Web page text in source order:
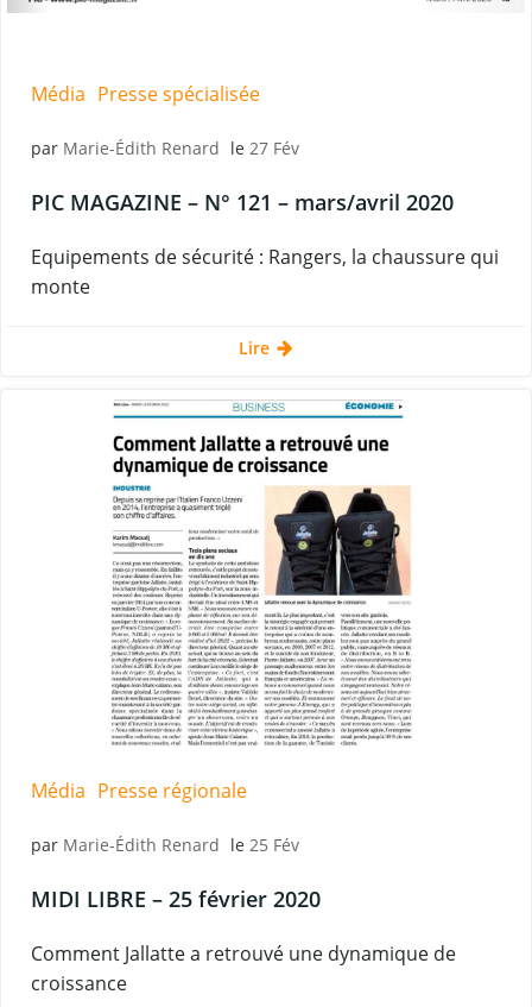
Média Presse spécialisée
par Marie-Édith Renard le 27 Fév
PIC MAGAZINE – N° 121 – mars/avril 2020
Equipements de sécurité : Rangers, la chaussure qui
monte
Lire
Média Presse régionale
par Marie-Édith Renard le 25 Fév
MIDI LIBRE – 25 février 2020
Comment Jallatte a retrouvé une dynamique de
croissance